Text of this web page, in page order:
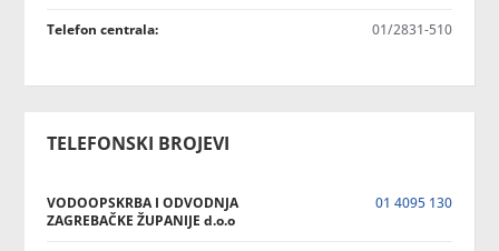
Telefon centrala: 01/2831-510
TELEFONSKI BROJEVI
VODOOPSKRBA I ODVODNJA
ZAGREBAČKE ŽUPANIJE d.o.o
01 4095 130